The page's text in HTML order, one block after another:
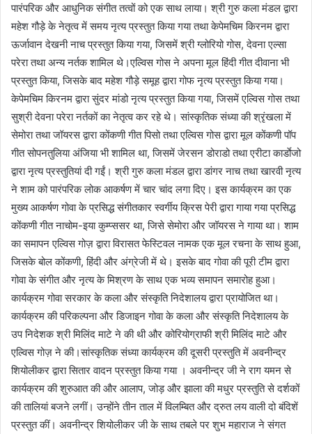
पारंपरिक और आधुनिक संगीत तत्वों को एक साथ लाया। श्री गुरु कला मंडल द्वारा
महेश गौड़े के नेतृत्व में समय नृत्य प्रस्तुत किया गया तथा केपेमचिम किरनम द्वारा
ऊर्जावान देखनी नाच प्रस्तुत किया गया, जिसमें श्री ग्लोरियो गोस, देवना एल्सा
परेरा तथा अन्य नर्तक शामिल थे।एल्विस गोस ने अपना मूल हिंदी गीत दीवाना भी
प्रस्तुत किया, जिसके बाद महेश गौड़े समूह द्वारा गोफ नृत्य प्रस्तुत किया गया।
केपेमचिम किरनम द्वारा सुंदर मांडो नृत्य प्रस्तुत किया गया, जिसमें एल्विस गोस तथा
सुश्री देवना परेरा नर्तकों का नेतृत्व कर रहे थे। सांस्कृतिक संध्या की श्रृंखला में
सेमोरा तथा जॉयरस द्वारा कोंकणी गीत पिसो तथा एल्विस गोस द्वारा मूल कोंकणी पॉप
गीत सोपनतुलिया अंजिया भी शामिल था, जिसमें जेरसन डोराडो तथा एरीटा कार्डाेजो
द्वारा नृत्य प्रस्तुतियां दी गईं। श्री गुरु कला मंडल द्वारा डांगर नाच तथा खारवी नृत्य
ने शाम को पारंपरिक लोक आकर्षण में चार चांद लगा दिए। इस कार्यक्रम का एक
मुख्य आकर्षण गोवा के प्रसिद्ध संगीतकार स्वर्गीय क्रिस पेरी द्वारा गाया गया प्रसिद्ध
कोंकणी गीत नाचोम-इया कुम्प्ससर था, जिसे सेमोरा और जॉयरस ने गाया था। शाम
का समापन एल्विस गोज़ द्वारा विरासत फेस्टिवल नामक एक मूल रचना के साथ हुआ,
जिसके बोल कोंकणी, हिंदी और अंग्रेजी में थे। इसके बाद गोवा की पूरी टीम द्वारा
गोवा के संगीत और नृत्य के मिश्रण के साथ एक भव्य समापन समारोह हुआ।
कार्यक्रम गोवा सरकार के कला और संस्कृति निदेशालय द्वारा प्रायोजित था।
कार्यक्रम की परिकल्पना और डिजाइन गोवा के कला और संस्कृति निदेशालय के
उप निदेशक श्री मिलिंद माटे ने की थी और कोरियोग्राफी श्री मिलिंद माटे और
एल्विस गोज़ ने की।सांस्कृतिक संध्या कार्यक्रम की दूसरी प्रस्तुति में अवनीन्द्र
शियोलीकर द्वारा सितार वादन प्रस्तुत किया गया । अवनीन्द्र जी ने राग यमन से
कार्यक्रम की शुरुआत की और आलाप, जोड़ और झाला की मधुर प्रस्तुति से दर्शकों
की तालियां बजने लगीं। उन्होंने तीन ताल में विलम्बित और द्रुत लय वाली दो बंदिशें
प्रस्तुत कीं। अवनीन्द्र शियोलीकर जी के साथ तबले पर शुभ महाराज ने संगत